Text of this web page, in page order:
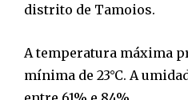
distrito de Tamoios.
A temperatura máxima
mínima de 23°C. A